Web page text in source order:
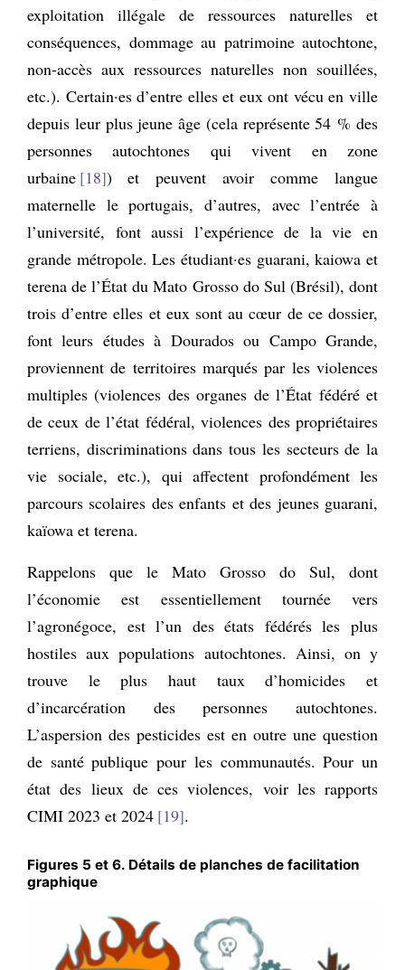
exploitation illégale de ressources naturelles et
conséquences, dommage au patrimoine autochtone,
non-accès aux ressources naturelles non souillées,
etc.). Certain·es d’entre elles et eux ont vécu en ville
depuis leur plus jeune âge (cela représente 54 % des
personnes autochtones qui vivent en zone
urbaine 18 ) et peuvent avoir comme langue
maternelle le portugais, d’autres, avec l’entrée à
l’université, font aussi l’expérience de la vie en
grande métropole. Les étudiant·es guarani, kaiowa et
terena de l’État du Mato Grosso do Sul (Brésil), dont
trois d’entre elles et eux sont au cœur de ce dossier,
font leurs études à Dourados ou Campo Grande,
proviennent de territoires marqués par les violences
multiples (violences des organes de l’État fédéré et
de ceux de l’état fédéral, violences des propriétaires
terriens, discriminations dans tous les secteurs de la
vie sociale, etc.), qui affectent profondément les
parcours scolaires des enfants et des jeunes guarani,
kaïowa et terena.
Rappelons que le Mato Grosso do Sul, dont
l’économie est essentiellement tournée vers
l’agronégoce, est l’un des états fédérés les plus
hostiles aux populations autochtones. Ainsi, on y
trouve le plus haut taux d’homicides et
d’incarcération des personnes autochtones.
L’aspersion des pesticides est en outre une question
de santé publique pour les communautés. Pour un
état des lieux de ces violences, voir les rapports
CIMI 2023 et 2024 19 .
Figures 5 et 6. Détails de planches de facilitation
graphique